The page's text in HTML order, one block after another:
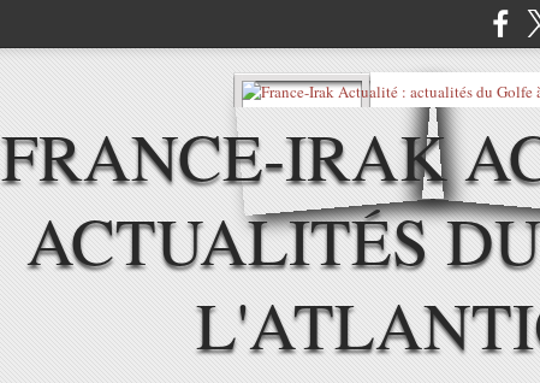
FRANCE-IRAK
ACTUALITÉS